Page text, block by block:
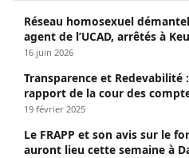
Réseau homosexuel
agent de l’UCAD, arrêtés à
propagé le VIH depuis 2018
16 juin 2026
Transparence et
rapport de la cour des
19 février 2025
Le FRAPP et son avis sur le
auront lieu cette semaine à